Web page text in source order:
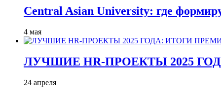
Central Asian University: где
4 мая
ЛУЧШИЕ HR-ПРОЕКТЫ 2025
24 апреля